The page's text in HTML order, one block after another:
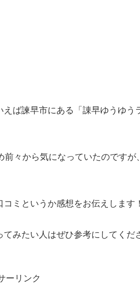
ば諫早市にある「諌早ゆうゆう
々から気になっていたのですが
ミというか感想をお伝えします！
みたい人はぜひ参考にしてくだ
ーリンク